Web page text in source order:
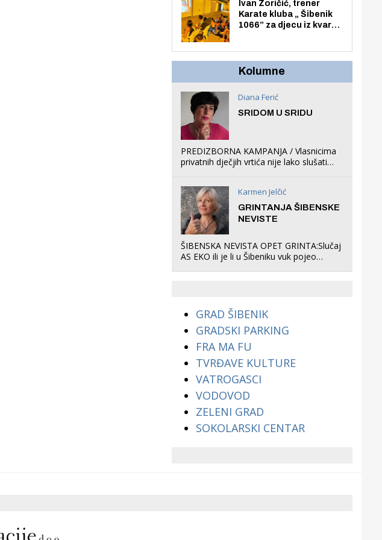
Ivan Zoričić, trener
Karate kluba „ Šibenik
1066” za djecu iz kvarta
organizirao dječje
Kolumne
Diana Ferić
SRIDOM U SRIDU
PREDIZBORNA KAMPANJA / Vlasnicima
privatnih dječjih vrtića nije lako slušati
što oni rade u Šibeniku ne postoji
Karmen Jelčić
GRINTANJA ŠIBENSKE
NEVISTE
ŠIBENSKA NEVISTA OPET GRINTA:Slučaj
AS EKO ili je li u Šibeniku vuk pojeo
GRAD ŠIBENIK
GRADSKI PARKING
FRA MA FU
TVRĐAVE KULTURE
VATROGASCI
VODOVOD
ZELENI GRAD
SOKOLARSKI CENTAR